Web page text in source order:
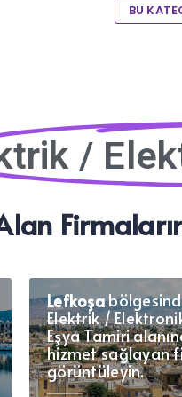
BU
/
Lefkoşa
Lefkoşa
Elektrik /
Eşya Tamiri
hizmet sağlayan
görüntüleyin.